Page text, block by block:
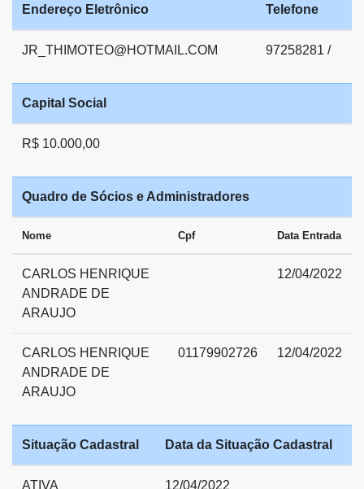
Endereço Eletrônico Telefone
JR_THIMOTEO@HOTMAIL.COM 97258281 /
Capital Social
R$ 10.000,00
Quadro de Sócios e Administradores
Nome Cpf Data Entrada
CARLOS HENRIQUE
ANDRADE DE
ARAUJO
12/04/2022
CARLOS HENRIQUE
ANDRADE DE
ARAUJO
01179902726 12/04/2022
Situação Cadastral Data da Situação Cadastral
ATIVA 12/04/2022